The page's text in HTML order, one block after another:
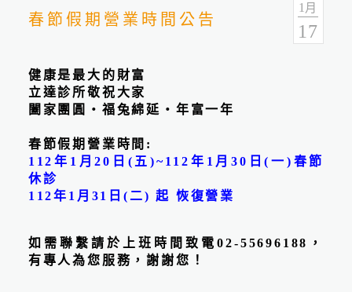
春節假期營業時間公告
1 月
17
健康是最大的財富
立達診所敬祝大家
闔家團圓‧福兔綿延‧年富一年
春節假期營業時間:
112年1月20日(五)~112年1月30日(一)春節
休診
112年1月31日(二) 起 恢復營業
如需聯繫請於上班時間致電02-55696188，
有專人為您服務，謝謝您！